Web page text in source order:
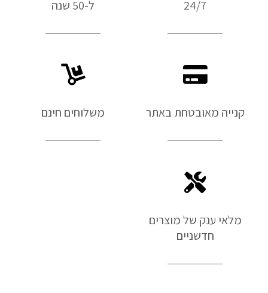
24/7
ל-50 שנה
קנייה מאובטחת באתר משלוחים חינם
מלאי ענק של מוצרים
חדשניים